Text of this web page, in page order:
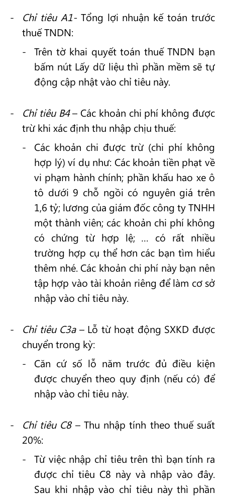
Chỉ tiêu A1-Tổng lợi nhuận kế toán trước
thuế TNDN:
Trên tờ khai quyết toán thuế TNDN bạn
bấm nút Lấy dữ liệu thì phần mềm sẽ tự
động cập nhật vào chỉ tiêu này.
Chỉ tiêu B4– Các khoản chi phí không được
trừ khi xác định thu nhập chịu thuế:
Các khoản chi được trừ (chi phí không
hợp lý) ví dụ như: Các khoản tiền phạt về
vi phạm hành chính; phần khấu hao xe ô
tô dưới 9 chỗ ngồi có nguyên giá trên
1,6 tỷ; lương của giám đốc công ty TNHH
một thành viên; các khoản chi phí không
có chứng từ hợp lệ; … có rất nhiều
trường hợp cụ thể hơn các bạn tìm hiểu
thêm nhé. Các khoản chi phí này bạn nên
tập hợp vào tài khoản riêng để làm cơ sở
nhập vào chỉ tiêu này.
Chỉ tiêu C3a– Lỗ từ hoạt động SXKD được
chuyển trong kỳ:
Căn cứ số lỗ năm trước đủ điều kiện
được chuyển theo quy định (nếu có) để
nhập vào chỉ tiêu này.
Chỉ tiêu C8– Thu nhập tính theo thuế suất
20%:
Từ việc nhập chỉ tiêu trên thì bạn tính ra
được chỉ tiêu C8 này và nhập vào đây.
Sau khi nhập vào chỉ tiêu này thì phần